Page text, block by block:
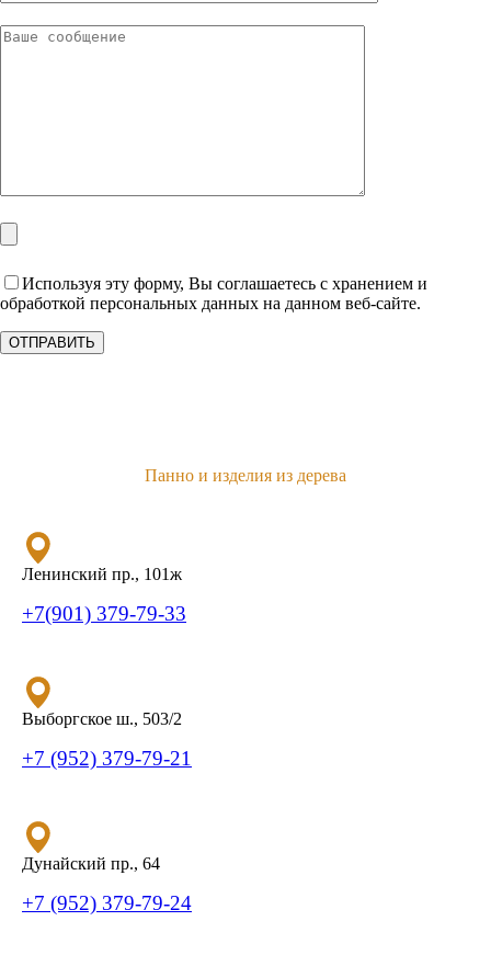
Используя эту форму, Вы соглашаетесь с хранением и
обработкой персональных данных на данном веб-сайте.
Панно и изделия из дерева
Ленинский пр., 101ж
+7(901) 379-79-33
Выборгское ш., 503/2
+7 (952) 379-79-21
Дунайский пр., 64
+7 (952) 379-79-24